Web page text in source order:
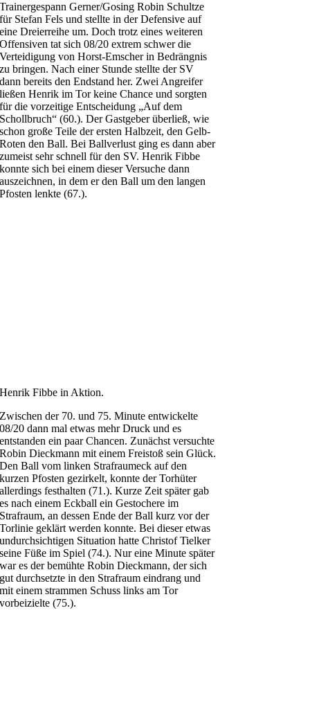
Trainergespann Gerner/Gosing Robin Schultze
für Stefan Fels und stellte in der Defensive auf
eine Dreierreihe um. Doch trotz eines weiteren
Offensiven tat sich 08/20 extrem schwer die
Verteidigung von Horst-Emscher in Bedrängnis
zu bringen. Nach einer Stunde stellte der SV
dann bereits den Endstand her. Zwei Angreifer
ließen Henrik im Tor keine Chance und sorgten
für die vorzeitige Entscheidung „Auf dem
Schollbruch“ (60.). Der Gastgeber überließ, wie
schon große Teile der ersten Halbzeit, den Gelb-
Roten den Ball. Bei Ballverlust ging es dann aber
zumeist sehr schnell für den SV. Henrik Fibbe
konnte sich bei einem dieser Versuche dann
auszeichnen, in dem er den Ball um den langen
Pfosten lenkte (67.).
Henrik Fibbe in Aktion.
Zwischen der 70. und 75. Minute entwickelte
08/20 dann mal etwas mehr Druck und es
entstanden ein paar Chancen. Zunächst versuchte
Robin Dieckmann mit einem Freistoß sein Glück.
Den Ball vom linken Strafraumeck auf den
kurzen Pfosten gezirkelt, konnte der Torhüter
allerdings festhalten (71.). Kurze Zeit später gab
es nach einem Eckball ein Gestochere im
Strafraum, an dessen Ende der Ball kurz vor der
Torlinie geklärt werden konnte. Bei dieser etwas
undurchsichtigen Situation hatte Christof Tielker
seine Füße im Spiel (74.). Nur eine Minute später
war es der bemühte Robin Dieckmann, der sich
gut durchsetzte in den Strafraum eindrang und
mit einem strammen Schuss links am Tor
vorbeizielte (75.).